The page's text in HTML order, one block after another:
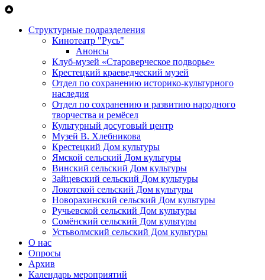
Перейти к основному содержанию
Структурные подразделения
Кинотеатр "Русь"
Анонсы
Клуб-музей «Староверческое подворье»
Крестецкий краеведческий музей
Отдел по сохранению историко-культурного
наследия
Отдел по сохранению и развитию народного
творчества и ремёсел
Культурный досуговый центр
Музей В. Хлебникова
Крестецкий Дом культуры
Ямской сельский Дом культуры
Винский сельский Дом культуры
Зайцевский сельский Дом культуры
Локотской сельский Дом культуры
Новорахинский сельский Дом культуры
Ручьевской сельский Дом культуры
Сомёнский сельский Дом культуры
Устьволмский сельский Дом культуры
О нас
Опросы
Архив
Календарь мероприятий